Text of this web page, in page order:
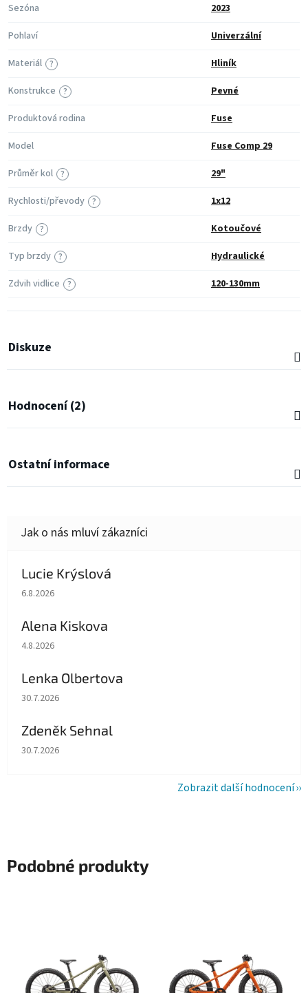
Sezóna
2023
Pohlaví
Univerzální
?
Materiál Hliník
?
Konstrukce
Pevné
Produktová rodina
Fuse
Model
Fuse Comp 29
?
Průměr kol 29"
?
Rychlosti/převody 1x12
?
Brzdy Kotoučové
?
Typ brzdy Hydraulické
?
Zdvih vidlice 120-130mm
Diskuze
Hodnocení (2)
Ostatní informace
Lucie Krýslová
Hodnocení obchodu je 5 z 5 hvězdiček.
6.8.2026
Alena Kiskova
Hodnocení obchodu je 5 z 5 hvězdiček.
4.8.2026
Lenka Olbertova
Hodnocení obchodu je 5 z 5 hvězdiček.
30.7.2026
Zdeněk Sehnal
Hodnocení obchodu je 5 z 5 hvězdiček.
30.7.2026
Zobrazit další hodnocení
Podobné produkty